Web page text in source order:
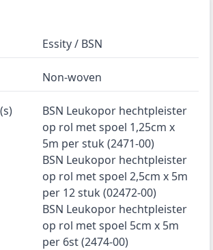
Essity / BSN
Non-woven
BSN Leukopor hechtpleister
op rol met spoel 1,25cm x
5m per stuk (2471-00)
BSN Leukopor hechtpleister
op rol met spoel 2,5cm x 5m
per 12 stuk (02472-00)
BSN Leukopor hechtpleister
op rol met spoel 5cm x 5m
per 6st (2474-00)